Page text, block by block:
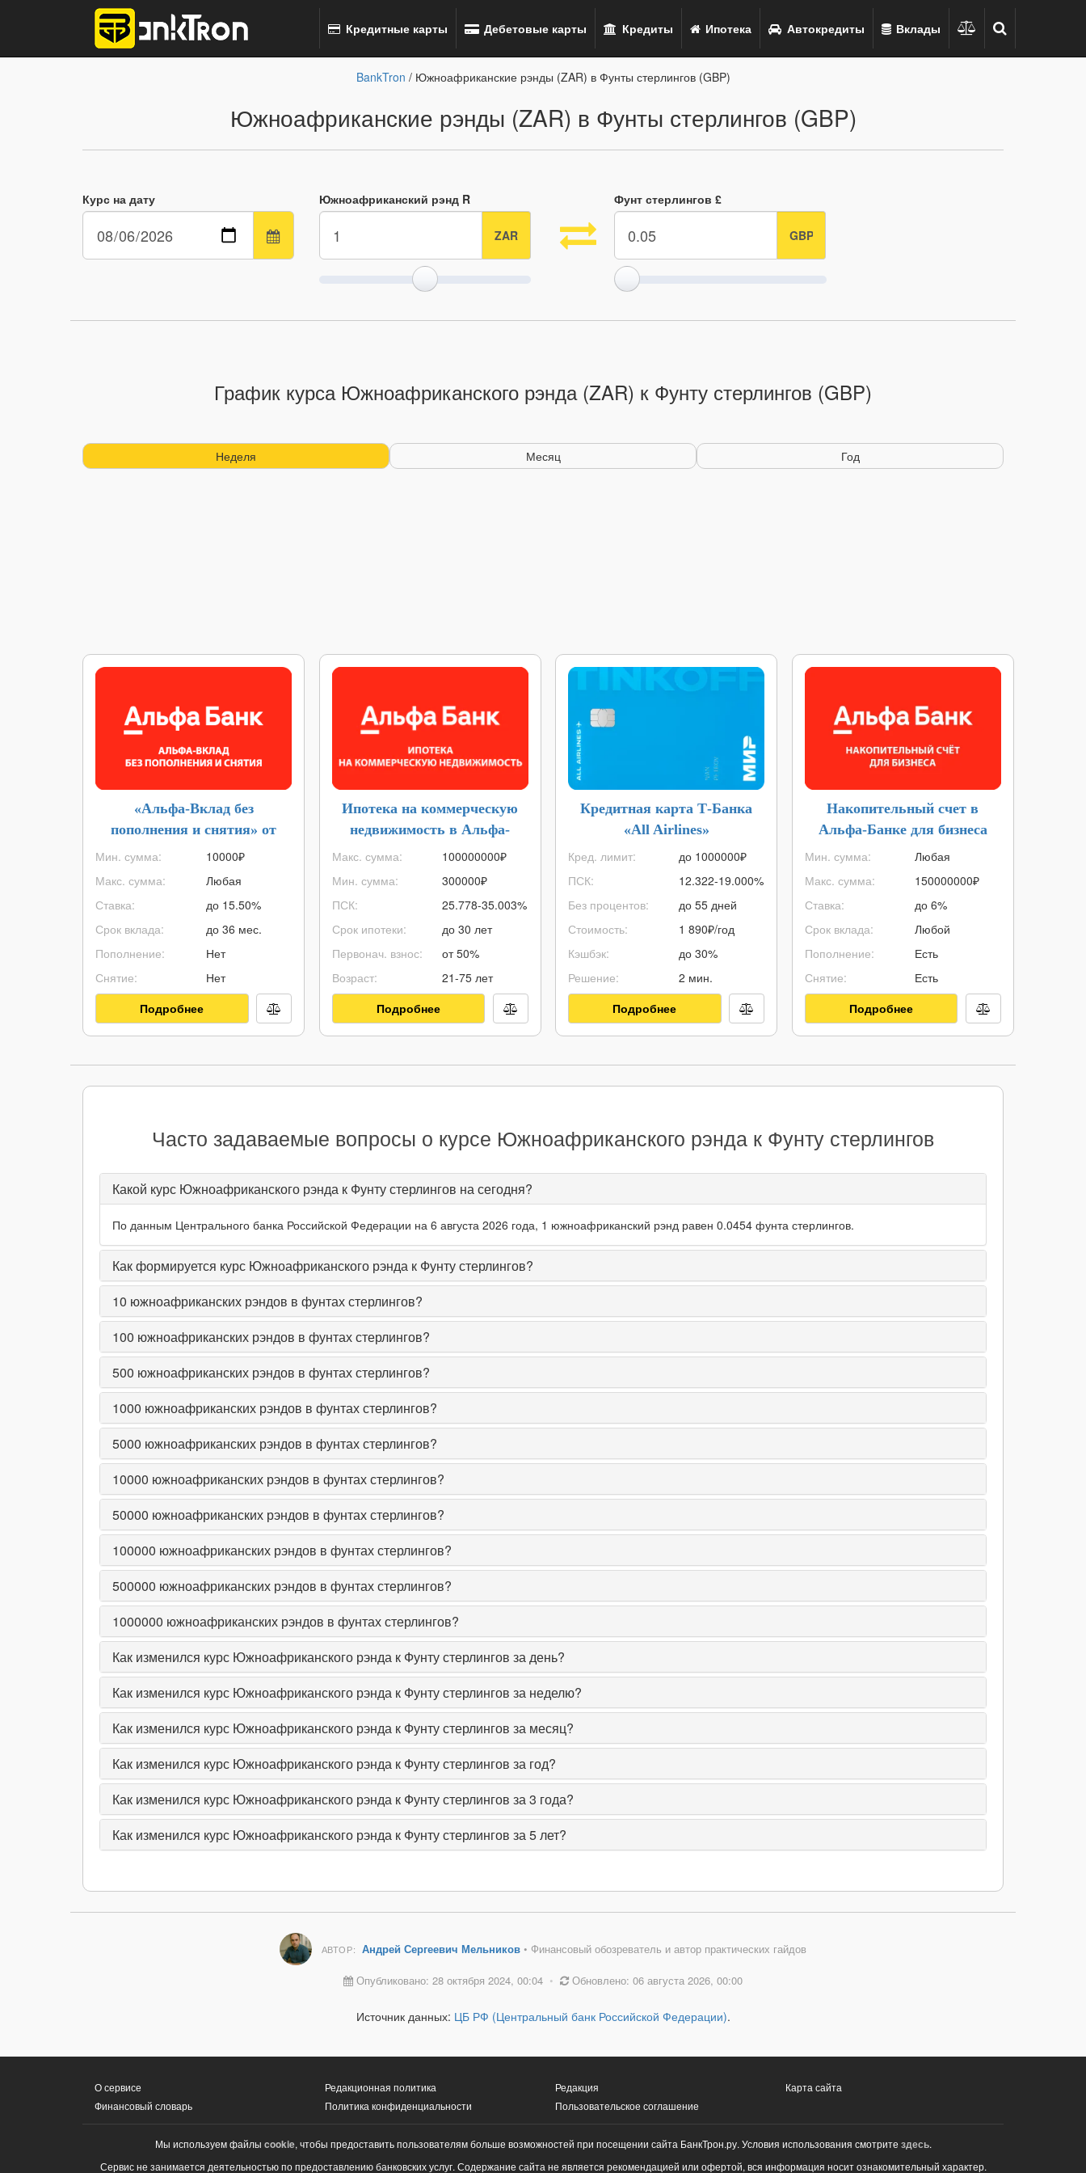
Кредитные карты Дебетовые карты Кредиты Ипотека Автокредиты Вклады
BankTron / Южноафриканские рэнды (ZAR) в Фунты стерлингов (GBP)
Южноафриканские рэнды (ZAR) в Фунты стерлингов (GBP)
Курс на дату Южноафриканский рэнд R Фунт стерлингов £
График курса Южноафриканского рэнда (ZAR) к Фунту стерлингов (GBP)
Неделя Месяц Год
«Альфа-Вклад без
пополнения и снятия» от
Альфа-Банка
Мин. сумма:
Макс. сумма:
Ставка:
Срок вклада:
Пополнение:
Снятие:
10000₽
Любая
до 15.50%
до 36 мес.
Нет
Нет
Подробнее
Ипотека на коммерческую
недвижимость в Альфа-
Банке
Макс. сумма:
Мин. сумма:
ПСК:
Срок ипотеки:
Первонач. взнос:
Возраст:
100000000₽
300000₽
25.778-35.003%
до 30 лет
от 50%
21-75 лет
Подробнее
Кредитная карта Т-Банка
«All Airlines»
Кред. лимит:
ПСК:
Без процентов:
Стоимость:
Кэшбэк:
Решение:
до 1000000₽
12.322-19.000%
до 55 дней
1 890₽/год
до 30%
2 мин.
Подробнее
Накопительный счет в
Альфа-Банке для бизнеса
Мин. сумма:
Макс. сумма:
Ставка:
Срок вклада:
Пополнение:
Снятие:
Любая
150000000₽
до 6%
Любой
Есть
Есть
Подробнее
Часто задаваемые вопросы о курсе Южноафриканского рэнда к Фунту стерлингов
Какой курс Южноафриканского рэнда к Фунту стерлингов на сегодня?
По данным Центрального банка Российской Федерации на 6 августа 2026 года, 1 южноафриканский рэнд равен 0.0454 фунта стерлингов.
Как формируется курс Южноафриканского рэнда к Фунту стерлингов?
10 южноафриканских рэндов в фунтах стерлингов?
100 южноафриканских рэндов в фунтах стерлингов?
500 южноафриканских рэндов в фунтах стерлингов?
1000 южноафриканских рэндов в фунтах стерлингов?
5000 южноафриканских рэндов в фунтах стерлингов?
10000 южноафриканских рэндов в фунтах стерлингов?
50000 южноафриканских рэндов в фунтах стерлингов?
100000 южноафриканских рэндов в фунтах стерлингов?
500000 южноафриканских рэндов в фунтах стерлингов?
1000000 южноафриканских рэндов в фунтах стерлингов?
Как изменился курс Южноафриканского рэнда к Фунту стерлингов за день?
Как изменился курс Южноафриканского рэнда к Фунту стерлингов за неделю?
Как изменился курс Южноафриканского рэнда к Фунту стерлингов за месяц?
Как изменился курс Южноафриканского рэнда к Фунту стерлингов за год?
Как изменился курс Южноафриканского рэнда к Фунту стерлингов за 3 года?
Как изменился курс Южноафриканского рэнда к Фунту стерлингов за 5 лет?
АВТОР: Андрей Сергеевич Мельников• Финансовый обозреватель и автор практических гайдов
Опубликовано: 28 октября 2024, 00:04 • Обновлено: 06 августа 2026, 00:00
Источник данных: ЦБ РФ (Центральный банк Российской Федерации).
О сервисе
Финансовый словарь
Редакционная политика
Политика конфиденциальности
Редакция
Пользовательское соглашение
Карта сайта
Мы используем файлы cookie, чтобы предоставить пользователям больше возможностей при посещении сайта БанкТрон.ру. Условия использования смотрите здесь.
Сервис не занимается деятельностью по предоставлению банковских услуг. Содержание сайта не является рекомендацией или офертой, вся информация носит ознакомительный характер.